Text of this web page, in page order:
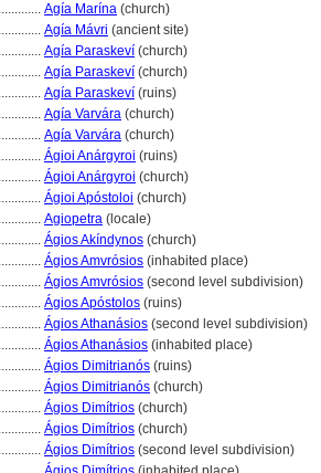
Agía Marína (church)
Agía Mávri (ancient site)
Agía Paraskeví (church)
Agía Paraskeví (church)
Agía Paraskeví (ruins)
Agía Varvára (church)
Agía Varvára (church)
Ágioi Anárgyroi (ruins)
Ágioi Anárgyroi (church)
Ágioi Apóstoloi (church)
Agiopetra (locale)
Ágios Akíndynos (church)
Ágios Amvrósios (inhabited place)
Ágios Amvrósios (second level subdivision)
Ágios Apóstolos (ruins)
Ágios Athanásios (second level subdivision)
Ágios Athanásios (inhabited place)
Ágios Dimitrianós (ruins)
Ágios Dimitrianós (church)
Ágios Dimítrios (church)
Ágios Dimítrios (church)
Ágios Dimítrios (second level subdivision)